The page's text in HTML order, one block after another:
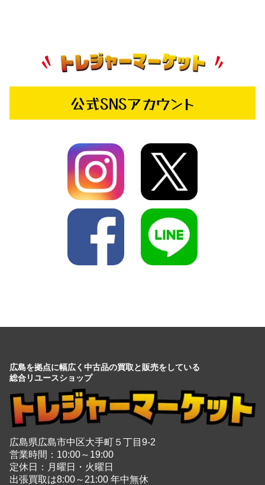
公式SNSアカウント
広島を拠点に幅広く中古品の買取と販売をしている
総合リユースショップ
広島県広島市中区大手町５丁目9-2
営業時間：10:00～19:00
定休日：月曜日・火曜日
出張買取は8:00～21:00 年中無休